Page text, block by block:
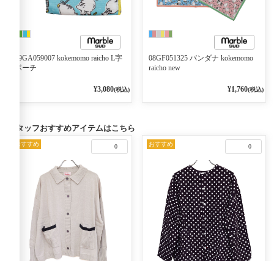
09GA059007 kokemomo raicho L字
ポーチ
¥3,080(税込)
08GF051325 バンダナ kokemomo
raicho new
¥1,760(税込)
スタッフおすすめアイテムはこちら
0
おすすめ 0
おすすめ